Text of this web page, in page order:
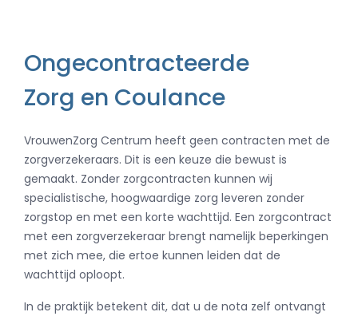
Ongecontracteerde
Zorg en Coulance
VrouwenZorg Centrum heeft geen contracten met de
zorgverzekeraars. Dit is een keuze die bewust is
gemaakt. Zonder zorgcontracten kunnen wij
specialistische, hoogwaardige zorg leveren zonder
zorgstop en met een korte wachttijd. Een zorgcontract
met een zorgverzekeraar brengt namelijk beperkingen
met zich mee, die ertoe kunnen leiden dat de
wachttijd oploopt.
In de praktijk betekent dit, dat u de nota zelf ontvangt